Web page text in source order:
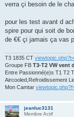
verra çi besoin de le
pour les test avant d
spire pour qui soit de
de €€ çi jamais ça vas
T3 1835 CT
Groupe FB T3-T2 VW vent
Entre Passionné(e)s T1 T2
Aircooled,Refroidissement
Mon Camtar
jeanluc3131
Membre Actif